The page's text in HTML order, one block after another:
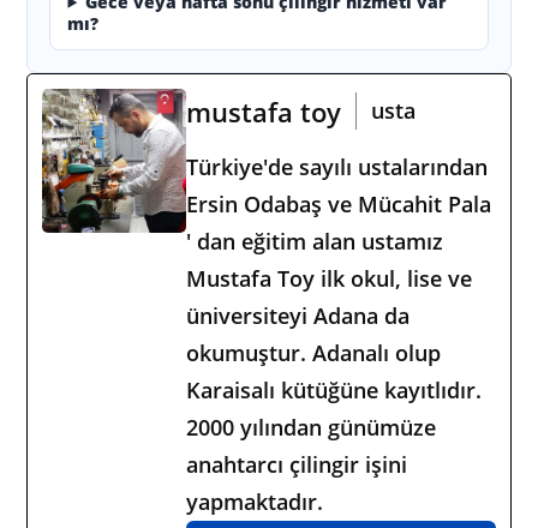
mı?
mustafa toy
usta
Türkiye'de sayılı ustalarından
Ersin Odabaş ve Mücahit Pala
' dan eğitim alan ustamız
Mustafa Toy ilk okul, lise ve
üniversiteyi Adana da
okumuştur. Adanalı olup
Karaisalı kütüğüne kayıtlıdır.
2000 yılından günümüze
anahtarcı çilingir işini
yapmaktadır.